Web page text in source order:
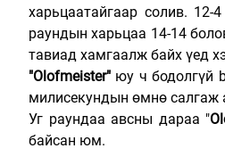
харьцаатайгаар солив. 12-
раундын харьцаа 14-14
тавиад хамгаалж байх үед
"Olofmeister" юу ч бодолгүй
милисекундын өмнө салгаж
Уг раундаа авсны дараа "
байсан юм.